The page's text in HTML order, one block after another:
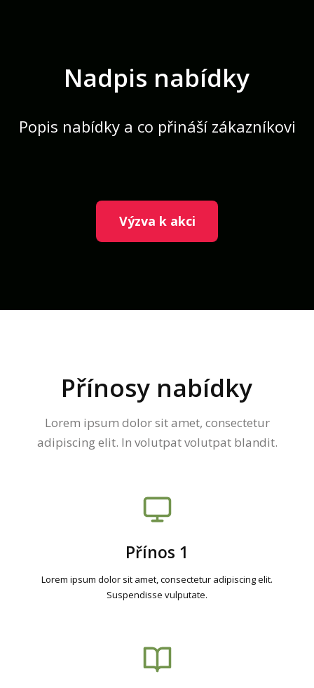
Nadpis nabídky
Popis nabídky a co přináší zákazníkovi
Výzva k akci
Přínosy nabídky
Lorem ipsum dolor sit amet, consectetur
adipiscing elit. In volutpat volutpat blandit.
Přínos 1
Lorem ipsum dolor sit amet, consectetur adipiscing elit.
Suspendisse vulputate.